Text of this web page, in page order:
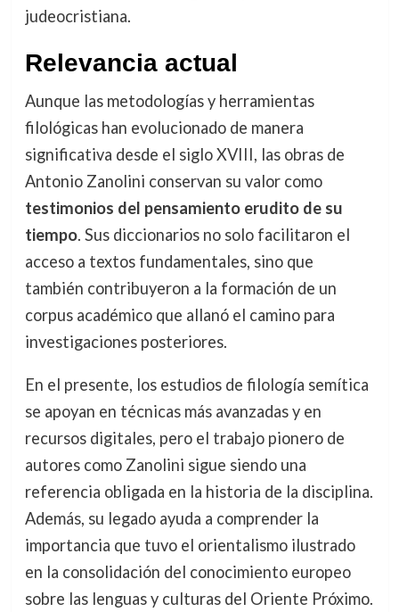
judeocristiana.
Relevancia actual
Aunque las metodologías y herramientas
filológicas han evolucionado de manera
significativa desde el siglo XVIII, las obras de
Antonio Zanolini conservan su valor como
testimonios del pensamiento erudito de su
tiempo. Sus diccionarios no solo facilitaron el
acceso a textos fundamentales, sino que
también contribuyeron a la formación de un
corpus académico que allanó el camino para
investigaciones posteriores.
En el presente, los estudios de filología semítica
se apoyan en técnicas más avanzadas y en
recursos digitales, pero el trabajo pionero de
autores como Zanolini sigue siendo una
referencia obligada en la historia de la disciplina.
Además, su legado ayuda a comprender la
importancia que tuvo el orientalismo ilustrado
en la consolidación del conocimiento europeo
sobre las lenguas y culturas del Oriente Próximo.